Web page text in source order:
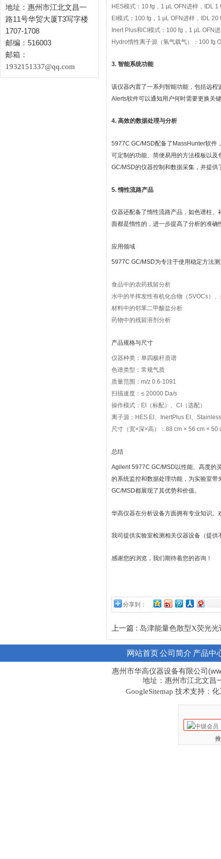
地址：惠州市江北文昌一
路11号华贸大厦T3写字楼
1707-1708
邮编：516003
邮箱：
1932151337@qq.com
HES模式：10 fg，1 μL OFN进样，IDL 1
EI模式：100 fg，1 μL OFN进样，IDL 20
Inert Plus和CI模式：100 fg，1 μL OFN
Hydro惰性离子源（氢气载气）：100 fg
3. 智能系统功能
该仪器内置了一系列智能功能，包括远
Alerts软件可以通知用户何时需要更换关
4. 高效的数据处理与分析
5977C GC/MSD配备了MassHunter软件
可定制的功能、简便易用的方法模板以
GC/MSD的仪器控制和数据采集，并提供
5. 惰性流路产品
仪器还配备了惰性流路产品，如色谱柱
面都是惰性的，进一步提高了分析的准确
应用领域
5977C GC/MSD为专注于使用稳定方法
食品中的农药残留分析
水中的半挥发性有机化合物（SVOCs）
材料中的邻苯二甲酸盐分析
药物中的残留溶剂分析
产品规格与尺寸
仪器种类：单四极杆质谱
色谱类型：常规气质
质量范围：m/z 0.6-1091
扫描速度：≤ 20000 Da/s
操作模式：EI（标配）、CI（选配）
离子源：HES EI、InertPlus EI、
尺寸（宽×深×高）：88 cm × 56 cm × 50
总结
Agilent 5977C GC/MSD以性能、高度的
的系统监控和数据处理功能，为实验室
GC/MSD都展现了其优势和价值。
华高仪器在分析设备方面拥有专业知识
我司提供实验室检测相关仪器设备（提
感谢您的浏览，我们期待着您的咨询！
分享到：
上一篇 : 岛津能量色散型X荧光
网站首页公司简介 产品中
惠州市华高仪器设备有限公司
地址：惠州市江北文昌
GoogleSitemap 技术支持：